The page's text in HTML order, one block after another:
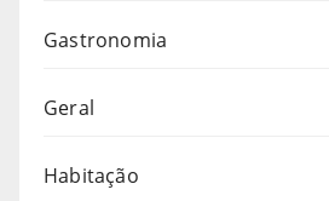
Gastronomia
Geral
Habitação